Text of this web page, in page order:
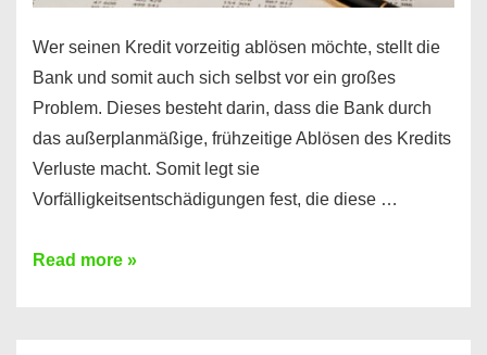
Wer seinen Kredit vorzeitig ablösen möchte, stellt die
Bank und somit auch sich selbst vor ein großes
Problem. Dieses besteht darin, dass die Bank durch
das außerplanmäßige, frühzeitige Ablösen des Kredits
Verluste macht. Somit legt sie
Vorfälligkeitsentschädigungen fest, die diese …
Kredit
Read more »